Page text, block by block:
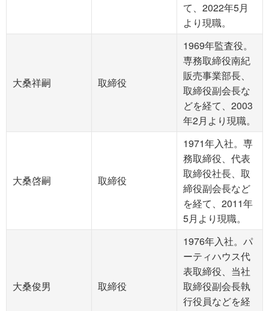
て、2022年5月
より現職。
大桑祥嗣 取締役
1969年監査役。
専務取締役南紀
販売事業部長、
取締役副会長な
どを経て、2003
年2月より現職。
大桑啓嗣 取締役
1971年入社。専
務取締役、代表
取締役社長、取
締役副会長など
を経て、2011年
5月より現職。
大桑俊男 取締役
1976年入社。パ
ーティハウス代
表取締役、当社
取締役副会長執
行役員などを経